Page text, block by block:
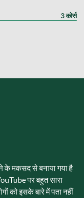
3 कोर्स
के मकसद से बनाया गया है
पर बहुत सारा
को इसके बारे में पता नहीं